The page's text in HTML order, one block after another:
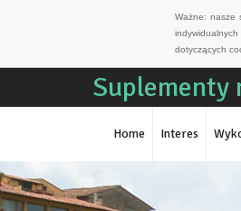
Ważne: nasze
dotyczących
Suplementy
Home Interes